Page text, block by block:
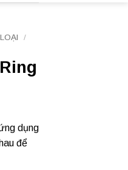
/
dụng
để